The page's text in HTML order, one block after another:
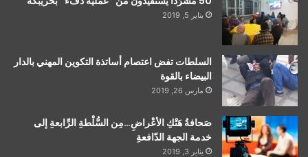
يناير 5, 2019
السلطات تفض اعتصام أساتذة التكوين المهني بالدار
البيضاء بالقوة
مارس 26, 2019
صَحافةُ هَتْكِ الأعْراضِ…مِن السُّلْطةِ الرِّابعةِ إلى
خدمة الجهة الدّافعةِ
يناير 3, 2019